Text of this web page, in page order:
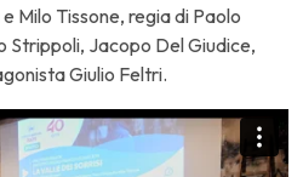
Milo Tissone, regia di Paolo
Strippoli, Jacopo Del Giudice,
Giulio Feltri.